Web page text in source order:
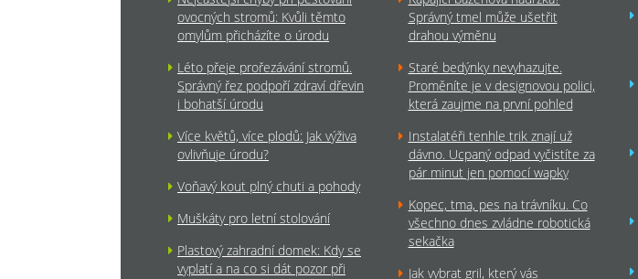
ovocných stromů: Kvůli těmto
omylům přicházíte o úrodu
Léto přeje prořezávání stromů.
Správný řez podpoří zdraví dřevin
i bohatší úrodu
Více květů, více plodů: Jak výživa
ovlivňuje úrodu?
Voňavý kout plný chuti a pohody
Muškáty pro letní stolování
Plastový zahradní domek: Kdy se
vyplatí a na co si dát pozor při
Správný tmel může ušetřit
drahou výměnu
Staré bedýnky nevyhazujte.
Proměníte je v designovou polici,
která zaujme na první pohled
Instalatéři tenhle trik znají už
dávno. Ucpaný odpad vyčistíte za
pár minut jen pomocí wapky
Kopec, tma, pes na trávníku. Co
všechno dnes zvládne robotická
sekačka
Jak vybrat gril, který vás